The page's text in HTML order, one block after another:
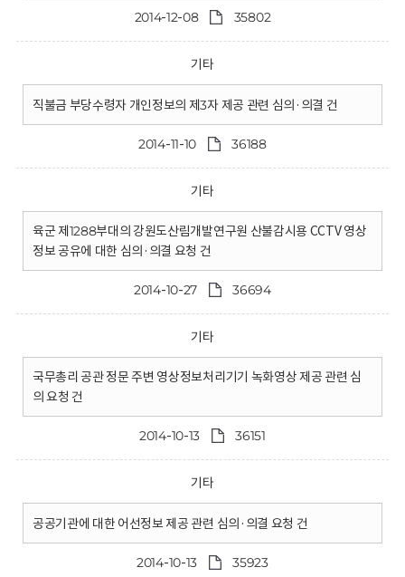
2014-12-08 35802
기타
직불금 부당수령자 개인정보의 제3자 제공 관련 심의·의결 건
2014-11-10 36188
기타
육군 제1288부대의 강원도산림개발연구원 산불감시용 CCTV 영상
정보 공유에 대한 심의·의결 요청 건
2014-10-27 36694
기타
국무총리 공관 정문 주변 영상정보처리기기 녹화영상 제공 관련 심
의 요청 건
2014-10-13 36151
기타
공공기관에 대한 어선정보 제공 관련 심의·의결 요청 건
2014-10-13 35923